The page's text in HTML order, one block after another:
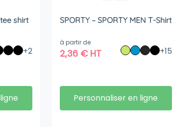
shirt
+2
SPORTY – SPORTY MEN T-Shirt
à partir de
2,36 €HT +15
Personnaliser en ligne